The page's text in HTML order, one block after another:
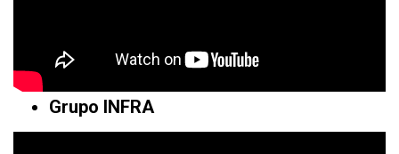
Grupo INFRA